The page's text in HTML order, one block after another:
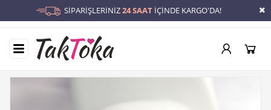
SİPARİŞLERİNİZ24 SAATİÇİNDE KARGO'DA!